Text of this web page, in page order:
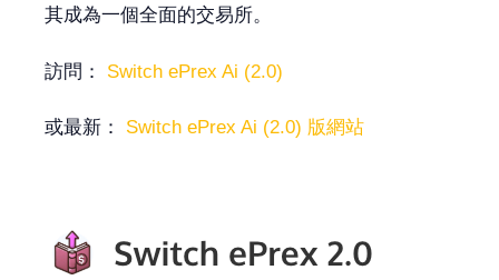
其成為一個全面的交易所。
訪問： Switch ePrex Ai (2.0)
或最新： Switch ePrex Ai (2.0) 版網站